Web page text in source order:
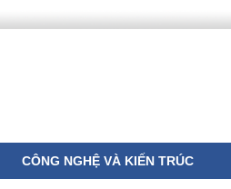
CÔNG NGHỆ VÀ KIẾN TRÚC